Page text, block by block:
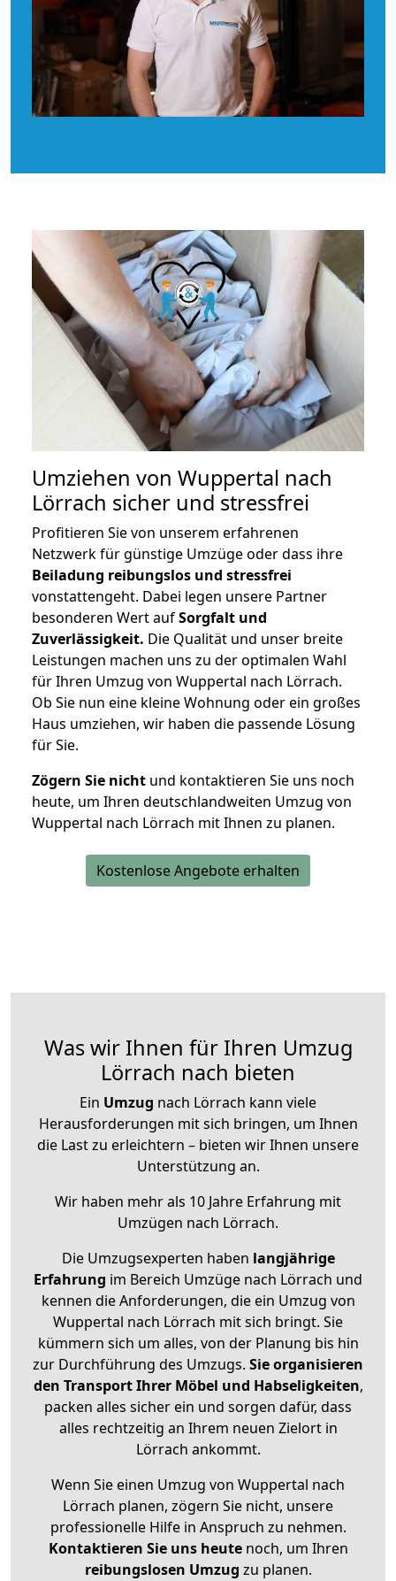
Umziehen von Wuppertal nach
Lörrach sicher und stressfrei
Profitieren Sie von unserem erfahrenen
Netzwerk für günstige Umzüge oder dass ihre
Beiladung reibungslos und stressfrei
vonstattengeht. Dabei legen unsere Partner
besonderen Wert aufSorgfalt und
Zuverlässigkeit. Die Qualität und unser breite
Leistungen machen uns zu der optimalen Wahl
für Ihren Umzug von Wuppertal nach Lörrach.
Ob Sie nun eine kleine Wohnung oder ein großes
Haus umziehen, wir haben die passende Lösung
für Sie.
Zögern Sie nicht und kontaktieren Sie uns noch
heute, um Ihren deutschlandweiten Umzug von
Wuppertal nach Lörrach mit Ihnen zu planen.
Kostenlose Angebote erhalten
Was wir Ihnen für Ihren Umzug
Lörrach nach bieten
Ein Umzug nach Lörrach kann viele
Herausforderungen mit sich bringen, um Ihnen
die Last zu erleichtern – bieten wir Ihnen unsere
Unterstützung an.
Wir haben mehr als 10 Jahre Erfahrung mit
Umzügen nach Lörrach.
Die Umzugsexperten haben langjährige
Erfahrung im Bereich Umzüge nach Lörrach und
kennen die Anforderungen, die ein Umzug von
Wuppertal nach Lörrach mit sich bringt. Sie
kümmern sich um alles, von der Planung bis hin
zur Durchführung des Umzugs. Sie organisieren
den Transport Ihrer Möbel und Habseligkeiten,
packen alles sicher ein und sorgen dafür, dass
alles rechtzeitig an Ihrem neuen Zielort in
Lörrach ankommt.
Wenn Sie einen Umzug von Wuppertal nach
Lörrach planen, zögern Sie nicht, unsere
professionelle Hilfe in Anspruch zu nehmen.
Kontaktieren Sie uns heutenoch, um Ihren
reibungslosen Umzug zu planen.